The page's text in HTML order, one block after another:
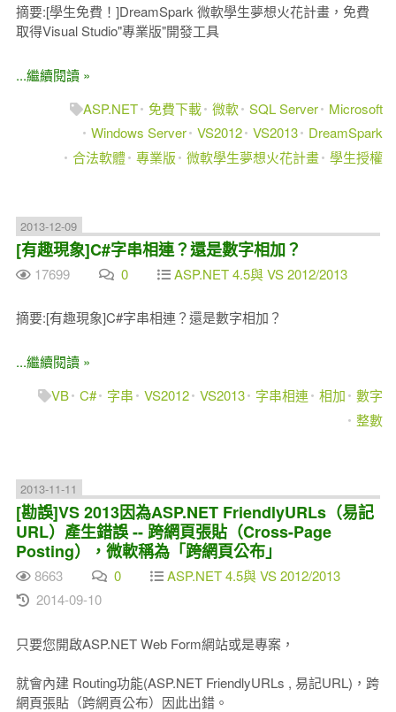
摘要:[學生免費！]DreamSpark 微軟學生夢想火花計畫，免費
取得Visual Studio"專業版"開發工具
...繼續閱讀 »
ASP.NET
免費下載 微軟 SQL Server
Microsoft
Windows Server VS2012 VS2013
DreamSpark
合法軟體 專業版 微軟學生夢想火花計畫 學生授權
2013-12-09
[有趣現象]C#字串相連？還是數字相加？
17699 0 ASP.NET 4.5與 VS 2012/2013
摘要:[有趣現象]C#字串相連？還是數字相加？
...繼續閱讀 »
VB C# 字串 VS2012 VS2013 字串相連 相加
數字
整數
2013-11-11
[勘誤]VS 2013因為ASP.NET FriendlyURLs（易記
URL）產生錯誤 -- 跨網頁張貼（Cross-Page
Posting），微軟稱為「跨網頁公布」
8663 0
ASP.NET 4.5與 VS 2012/2013
2014-09-10
只要您開啟ASP.NET Web Form網站或是專案，
就會內建 Routing功能(ASP.NET FriendlyURLs , 易記URL)，跨
網頁張貼（跨網頁公布）因此出錯。